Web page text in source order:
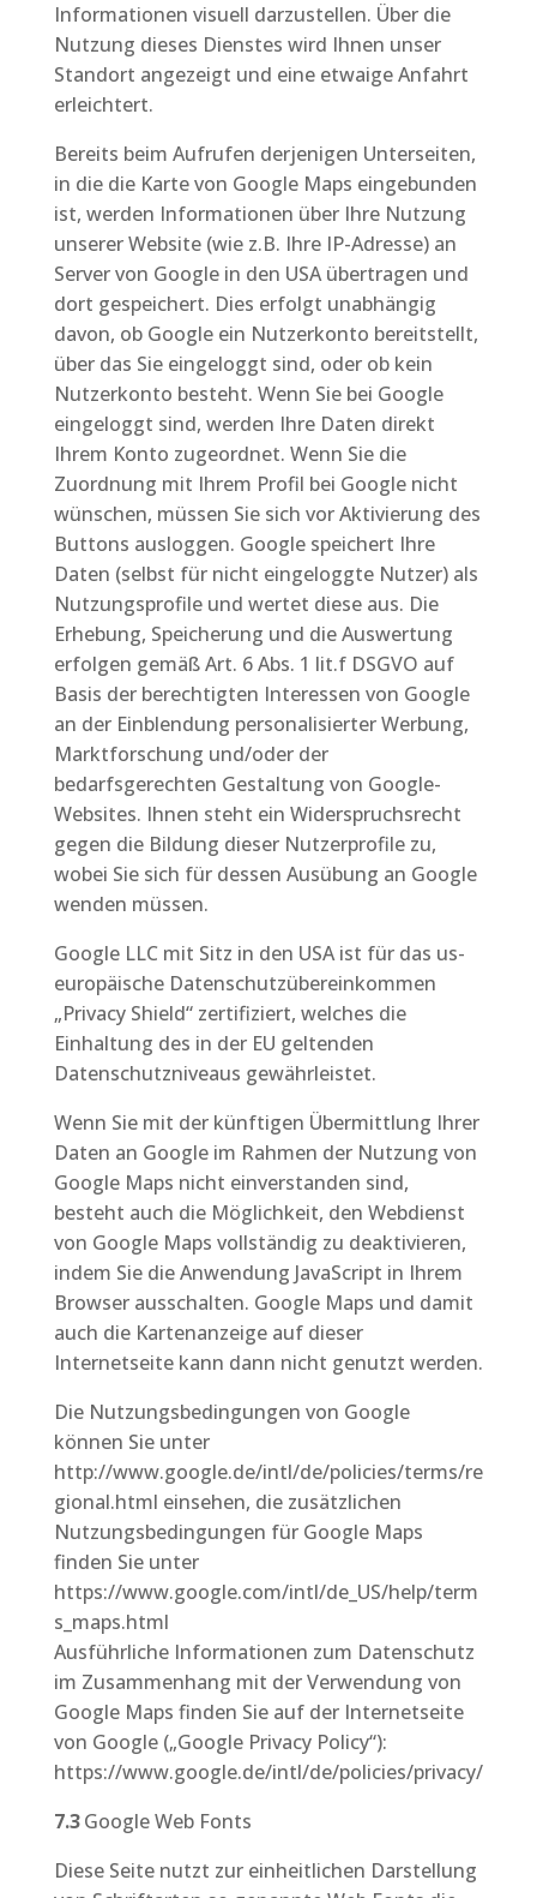
Informationen visuell darzustellen. Über die
Nutzung dieses Dienstes wird Ihnen unser
Standort angezeigt und eine etwaige Anfahrt
erleichtert.
Bereits beim Aufrufen derjenigen Unterseiten,
in die die Karte von Google Maps eingebunden
ist, werden Informationen über Ihre Nutzung
unserer Website (wie z.B. Ihre IP-Adresse) an
Server von Google in den USA übertragen und
dort gespeichert. Dies erfolgt unabhängig
davon, ob Google ein Nutzerkonto bereitstellt,
über das Sie eingeloggt sind, oder ob kein
Nutzerkonto besteht. Wenn Sie bei Google
eingeloggt sind, werden Ihre Daten direkt
Ihrem Konto zugeordnet. Wenn Sie die
Zuordnung mit Ihrem Profil bei Google nicht
wünschen, müssen Sie sich vor Aktivierung des
Buttons ausloggen. Google speichert Ihre
Daten (selbst für nicht eingeloggte Nutzer) als
Nutzungsprofile und wertet diese aus. Die
Erhebung, Speicherung und die Auswertung
erfolgen gemäß Art. 6 Abs. 1 lit.f DSGVO auf
Basis der berechtigten Interessen von Google
an der Einblendung personalisierter Werbung,
Marktforschung und/oder der
bedarfsgerechten Gestaltung von Google-
Websites. Ihnen steht ein Widerspruchsrecht
gegen die Bildung dieser Nutzerprofile zu,
wobei Sie sich für dessen Ausübung an Google
wenden müssen.
Google LLC mit Sitz in den USA ist für das us-
europäische Datenschutzübereinkommen
„Privacy Shield“ zertifiziert, welches die
Einhaltung des in der EU geltenden
Datenschutzniveaus gewährleistet.
Wenn Sie mit der künftigen Übermittlung Ihrer
Daten an Google im Rahmen der Nutzung von
Google Maps nicht einverstanden sind,
besteht auch die Möglichkeit, den Webdienst
von Google Maps vollständig zu deaktivieren,
indem Sie die Anwendung JavaScript in Ihrem
Browser ausschalten. Google Maps und damit
auch die Kartenanzeige auf dieser
Internetseite kann dann nicht genutzt werden.
Die Nutzungsbedingungen von Google
können Sie unter
http://www.google.de/intl/de/policies/terms/re
gional.html einsehen, die zusätzlichen
Nutzungsbedingungen für Google Maps
finden Sie unter
https://www.google.com/intl/de_US/help/term
s_maps.html
Ausführliche Informationen zum Datenschutz
im Zusammenhang mit der Verwendung von
Google Maps finden Sie auf der Internetseite
von Google („Google Privacy Policy“):
https://www.google.de/intl/de/policies/privacy/
7.3Google Web Fonts
Diese Seite nutzt zur einheitlichen Darstellung